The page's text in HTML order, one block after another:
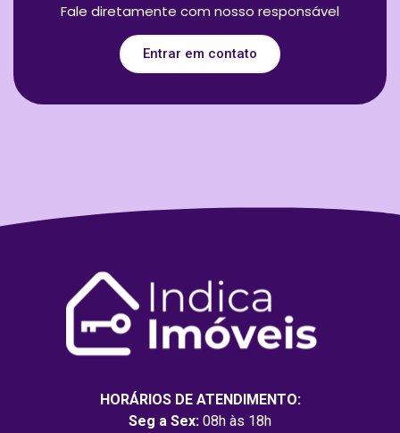
Fale diretamente com nosso responsável
Entrar em contato
HORÁRIOS DE ATENDIMENTO:
Seg a Sex: 08h às 18h